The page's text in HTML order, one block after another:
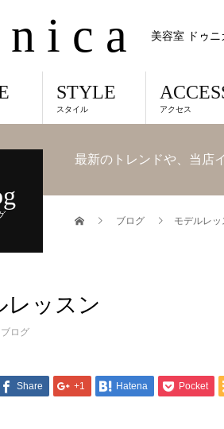
n i c a 美容室 ドゥ
STYLE
スタイル アクセス
最新のトレンドや、当店
ブログ モデルレッ
レッスン
ブログ
Share +1 Hatena Pocket